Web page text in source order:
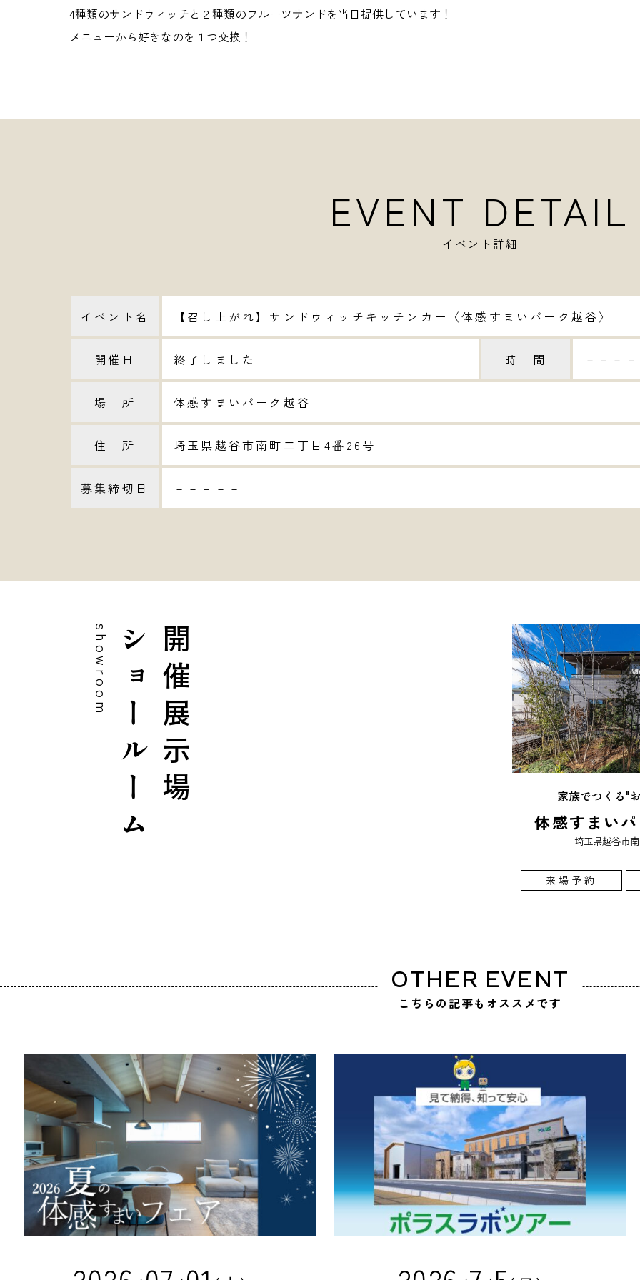
4種類のサンドウィッチと２種類のフルーツサンドを当日提供しています！
メニューから好きなのを１つ交換！
EVENT DETAIL
イベント詳細
イベント名 【召し上がれ】サンドウィッチキッチンカー〈体感すまいパーク越谷〉
開催日 終了しました 時 間 －－－
場 所 体感すまいパーク越谷
住 所 埼玉県越谷市南町二丁目4番26号
募集締切日 －－－－－
開催展示場
ショールーム
showroom
家族でつくる"
体感すまい
埼玉県越谷市
来場予約
OTHER EVENT
こちらの記事もオススメです